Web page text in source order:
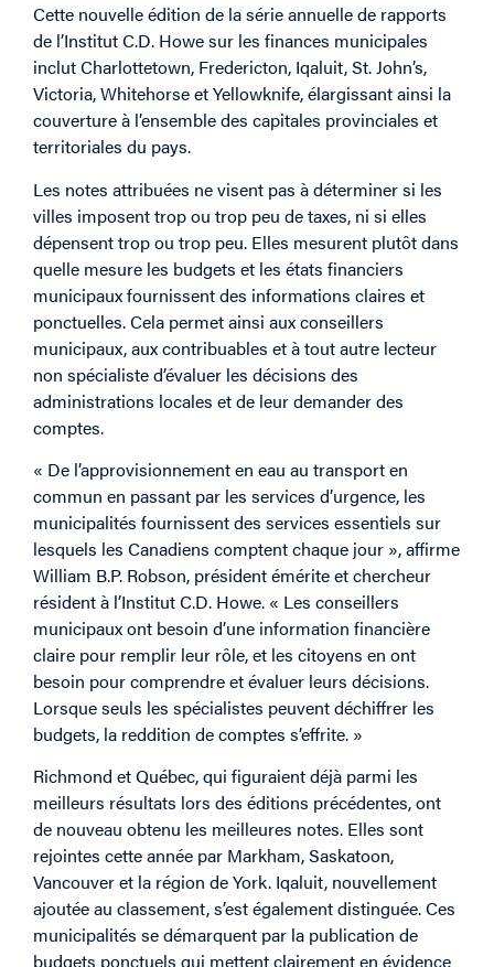
Cette nouvelle édition de la série annuelle de rapports
de l’Institut C.D. Howe sur les finances municipales
inclut Charlottetown, Fredericton, Iqaluit, St. John’s,
Victoria, Whitehorse et Yellowknife, élargissant ainsi la
couverture à l’ensemble des capitales provinciales et
territoriales du pays.
Les notes attribuées ne visent pas à déterminer si les
villes imposent trop ou trop peu de taxes, ni si elles
dépensent trop ou trop peu. Elles mesurent plutôt dans
quelle mesure les budgets et les états financiers
municipaux fournissent des informations claires et
ponctuelles. Cela permet ainsi aux conseillers
municipaux, aux contribuables et à tout autre lecteur
non spécialiste d’évaluer les décisions des
administrations locales et de leur demander des
comptes.
« De l’approvisionnement en eau au transport en
commun en passant par les services d’urgence, les
municipalités fournissent des services essentiels sur
lesquels les Canadiens comptent chaque jour », affirme
William B.P. Robson, président émérite et chercheur
résident à l’Institut C.D. Howe. « Les conseillers
municipaux ont besoin d’une information financière
claire pour remplir leur rôle, et les citoyens en ont
besoin pour comprendre et évaluer leurs décisions.
Lorsque seuls les spécialistes peuvent déchiffrer les
budgets, la reddition de comptes s’effrite. »
Richmond et Québec, qui figuraient déjà parmi les
meilleurs résultats lors des éditions précédentes, ont
de nouveau obtenu les meilleures notes. Elles sont
rejointes cette année par Markham, Saskatoon,
Vancouver et la région de York. Iqaluit, nouvellement
ajoutée au classement, s’est également distinguée. Ces
municipalités se démarquent par la publication de
budgets ponctuels qui mettent clairement en évidence